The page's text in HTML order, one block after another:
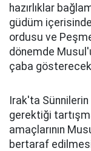
hazırlıklar
güdüm
ordusu ve
dönemde
çaba
Irak'ta
gerektiği
amaçlarının
bertaraf